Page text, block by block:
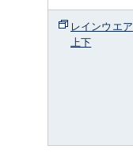
レインウエア
上下